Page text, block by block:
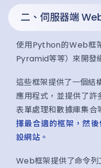
二、伺服器端
使用Python的Web框
Pyramid等等）來開發
這些框架提供了一個結
應用程式，並提供了許
表單處理和數據庫集合
擇最合適的框架，然
設網站。
Web框架提供了命令列